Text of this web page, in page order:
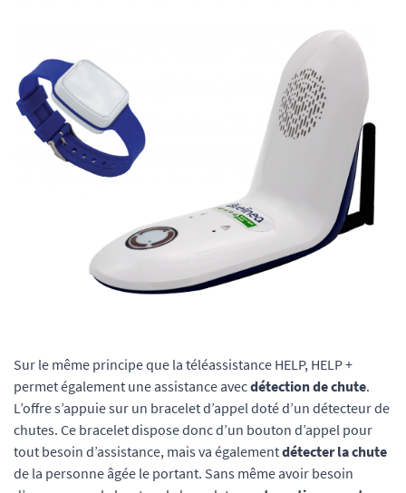
Sur le même principe que la téléassistance HELP, HELP +
permet également une assistance avecdétection de chute.
L’offre s’appuie sur un bracelet d’appel doté d’un détecteur de
chutes. Ce bracelet dispose donc d’un bouton d’appel pour
tout besoin d’assistance, mais va égalementdétecter la chute
de la personne âgée le portant. Sans même avoir besoin